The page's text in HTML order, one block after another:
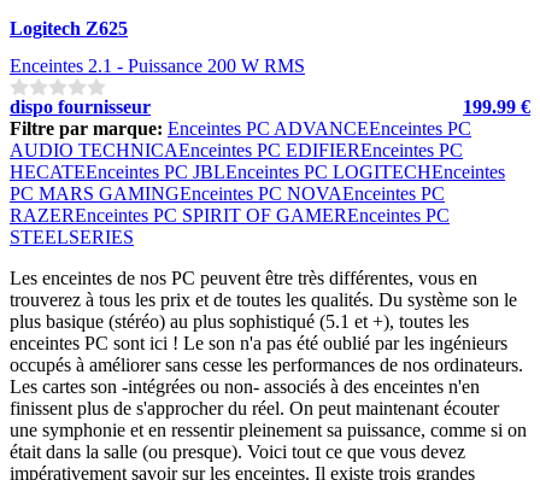
Logitech Z625
Enceintes 2.1 - Puissance 200 W RMS
dispo fournisseur
199.99 €
Filtre par marque: Enceintes PC ADVANCEEnceintes PC
AUDIO TECHNICAEnceintes PC EDIFIEREnceintes PC
HECATEEnceintes PC JBLEnceintes PC LOGITECHEnceintes
PC MARS GAMINGEnceintes PC NOVAEnceintes PC
RAZEREnceintes PC SPIRIT OF GAMEREnceintes PC
STEELSERIES
Les enceintes de nos PC peuvent être très différentes, vous en
trouverez à tous les prix et de toutes les qualités. Du système son le
plus basique (stéréo) au plus sophistiqué (5.1 et +), toutes les
enceintes PC sont ici ! Le son n'a pas été oublié par les ingénieurs
occupés à améliorer sans cesse les performances de nos ordinateurs.
Les cartes son -intégrées ou non- associés à des enceintes n'en
finissent plus de s'approcher du réel. On peut maintenant écouter
une symphonie et en ressentir pleinement sa puissance, comme si on
était dans la salle (ou presque). Voici tout ce que vous devez
impérativement savoir sur les enceintes. Il existe trois grandes